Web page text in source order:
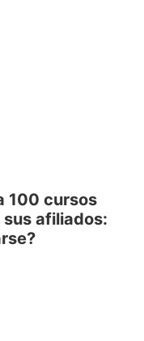
100 cursos
afiliados: